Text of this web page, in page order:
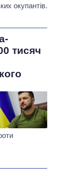
окупантів.
тисяч